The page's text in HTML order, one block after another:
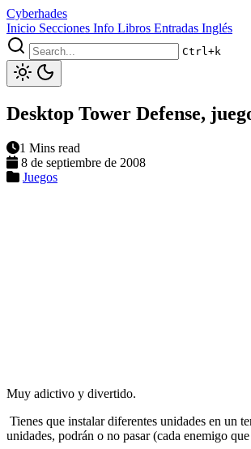
Cyberhades
Inicio Secciones Info Libros Entradas Inglés
Ctrl+k
Desktop Tower Defense,
1 Mins read
8 de septiembre de 2008
Juegos
Muy adictivo y divertido.
Tienes que instalar diferentes unidades en un
unidades, podrán o no pasar (cada enemigo